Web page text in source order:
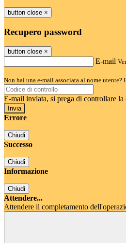
button close ×
Recupero password
button close ×
E-mail
Non hai una e-mail associata al nome
E-mail inviata, si prega di controllare la
Errore
Chiudi
Successo
Chiudi
Informazione
Chiudi
Attendere...
Attendere il completamento